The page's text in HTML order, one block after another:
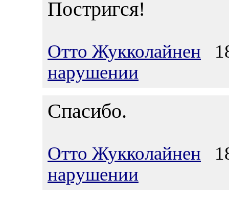
Постригся!
Отто Жукколайнен
нарушении
Спасибо.
Отто Жукколайнен
нарушении